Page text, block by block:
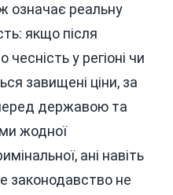
означає реальну
якщо після
у регіоні чи
завищені ціни, за
перед державою та
жодної
ані навіть
законодавство не